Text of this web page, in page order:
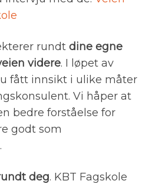
rundt dine egne
videre. I løpet av
fått innsikt i ulike måter
Vi håper at
bedre forståelse for
godt som
deg. KBT Fagskole